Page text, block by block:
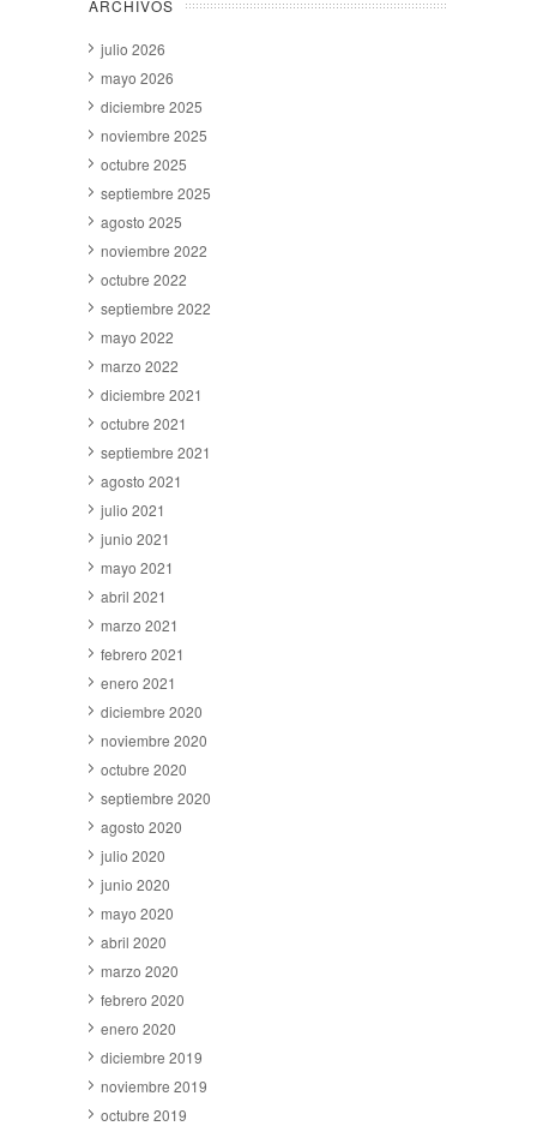
ARCHIVOS
julio 2026
mayo 2026
diciembre 2025
noviembre 2025
octubre 2025
septiembre 2025
agosto 2025
noviembre 2022
octubre 2022
septiembre 2022
mayo 2022
marzo 2022
diciembre 2021
octubre 2021
septiembre 2021
agosto 2021
julio 2021
junio 2021
mayo 2021
abril 2021
marzo 2021
febrero 2021
enero 2021
diciembre 2020
noviembre 2020
octubre 2020
septiembre 2020
agosto 2020
julio 2020
junio 2020
mayo 2020
abril 2020
marzo 2020
febrero 2020
enero 2020
diciembre 2019
noviembre 2019
octubre 2019